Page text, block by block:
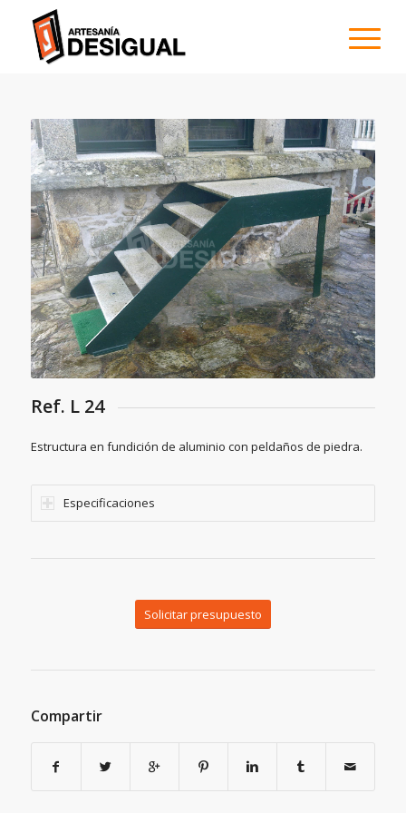
Ref. L 24
Estructura en fundición de aluminio con peldaños de piedra.
Especificaciones
Solicitar presupuesto
Compartir